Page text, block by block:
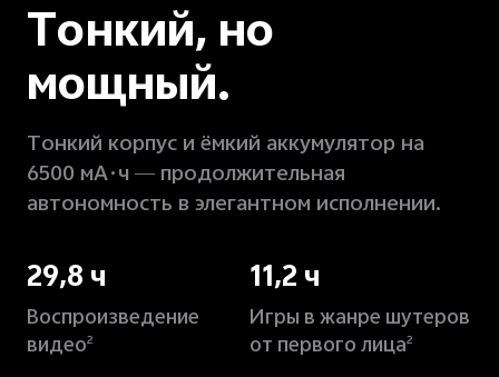
Тонкий, но
мощный.
Тонкий корпус и ёмкий аккумулятор на
6500 мА·ч — продолжительная
автономность в элегантном исполнении.
29,8 ч
Воспроизведение
видео2
11,2 ч
Игры в жанре шутеров
от первого лица2